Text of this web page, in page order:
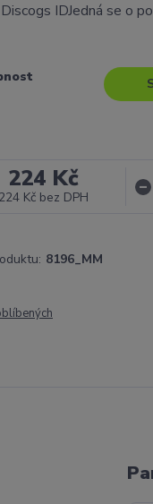
IDJedná se o
224 Kč
224 Kč bez DPH
8196_MM